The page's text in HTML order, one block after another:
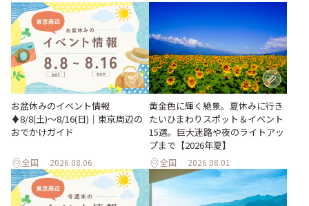
お盆休みのイベント情報
♦︎8/8(土)〜8/16(日)｜東京周辺の
おでかけガイド
全国 2026.08.06
黄金色に輝く絶景。夏休みに行き
たいひまわりスポット＆イベント
15選。巨大迷路や夜のライトアッ
プまで【2026年夏】
全国 2026.08.01